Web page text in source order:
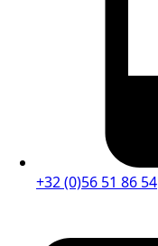
+32 (0)56 51 86 54